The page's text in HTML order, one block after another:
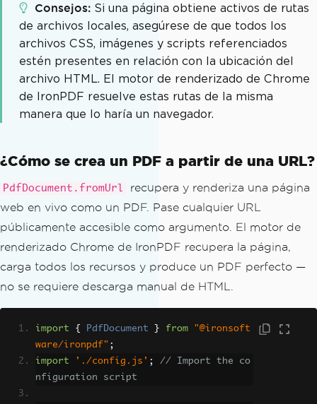
Consejos Si una página obtiene activos de rutas
de archivos locales, asegúrese de que todos los
archivos CSS, imágenes y scripts referenciados
estén presentes en relación con la ubicación del
archivo HTML. El motor de renderizado de Chrome
de IronPDF resuelve estas rutas de la misma
manera que lo haría un navegador.
¿Cómo se crea un PDF a partir de una URL?
PdfDocument.fromUrl
recupera y renderiza una página
web en vivo como un PDF. Pase cualquier URL
públicamente accesible como argumento. El motor de
renderizado Chrome de IronPDF recupera la página,
carga todos los recursos y produce un PDF perfecto —
no se requiere descarga manual de HTML.
import { PdfDocument } from
"@ironsoft
ware/ironpdf" ;
import
'./config.js' ;
// Import the co
nfiguration script